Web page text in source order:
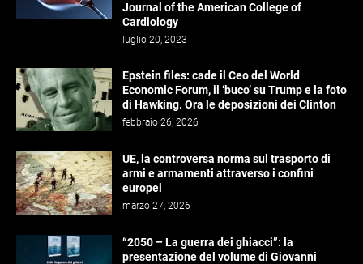
Journal of the American College of
Cardiology
luglio 20, 2023
Epstein files: cade il Ceo del World
Economic Forum, il ‘buco’ su Trump e la foto
di Hawking. Ora le deposizioni dei Clinton
febbraio 26, 2026
UE, la controversa norma sul trasporto di
armi e armamenti attraverso i confini
europei
marzo 27, 2026
“2050 – La guerra dei ghiacci”: la
presentazione del volume di Giovanni